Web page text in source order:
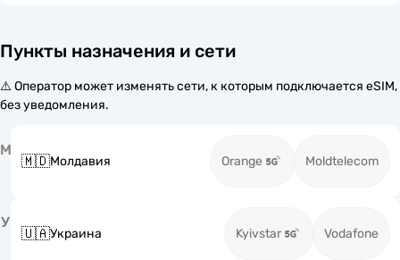
Пункты назначения и сети
⚠️ Оператор может изменять сети, к которым подключается eSIM,
без уведомления.
М
🇲🇩Молдавия Orange Moldtelecom
У
🇺🇦Украина Kyivstar Vodafone